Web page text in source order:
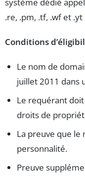
.re, .pm, .tf, .wf et
Conditions
Le nom de
juillet 2011 dans
Le requérant
droits de
La preuve que le
personnalité.
Preuve